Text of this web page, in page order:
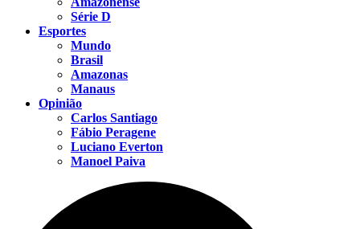
Série D
Esportes
Mundo
Brasil
Amazonas
Manaus
Opinião
Carlos Santiago
Fábio Peragene
Luciano Everton
Manoel Paiva